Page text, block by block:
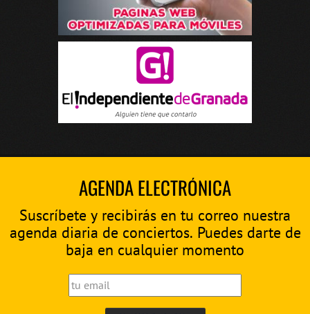
AGENDA ELECTRÓNICA
Suscríbete y recibirás en tu correo nuestra
agenda diaria de conciertos. Puedes darte de
baja en cualquier momento